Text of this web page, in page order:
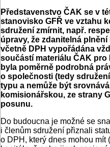
Představenstvo ČAK se v
stanovisko GFŘ ve vztahu
sdružení zmírnit, např.
úpravy, že zdanitelná
včetně DPH vypořádána
součástí materiálu ČAK pro
byla poměrně podrobná
o společnosti (tedy
typu a nemůže být
komisionářskou, ze strany
posunu.
Do budoucna je možné se
i členům sdružení přiznali
o DPH, který dnes mohou mít